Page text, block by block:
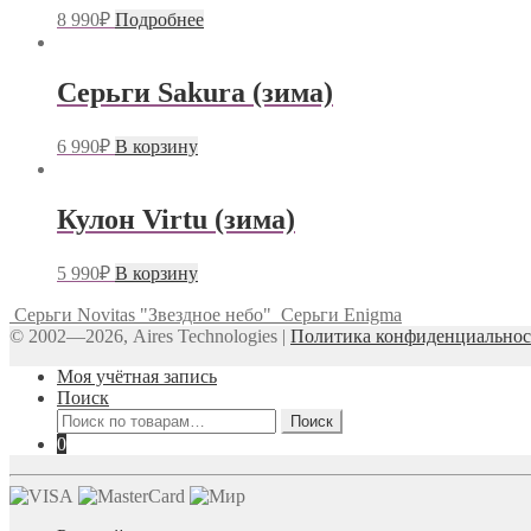
8 990₽ Подробнее
Серьги Sakura (зима)
6 990₽ В корзину
Кулон Virtu (зима)
5 990₽ В корзину
Серьги Novitas "Звездное небо" Серьги Enigma
© 2002—2026, Aires Technologies | Политика
Моя учётная запись
Поиск
Искать:
Поиск
0